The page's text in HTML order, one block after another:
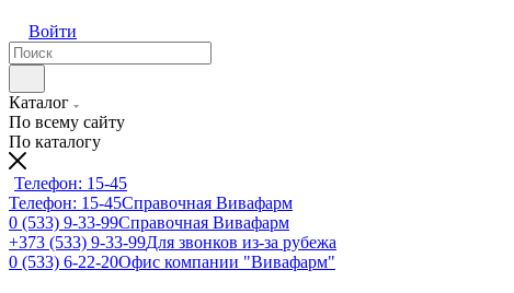
Войти
Каталог
По всему сайту
По каталогу
Телефон: 15-45
Телефон: 15-45Справочная Вивафарм
0 (533) 9-33-99Справочная Вивафарм
+373 (533) 9-33-99Для звонков из-за рубежа
0 (533) 6-22-20Офис компании "Вивафарм"